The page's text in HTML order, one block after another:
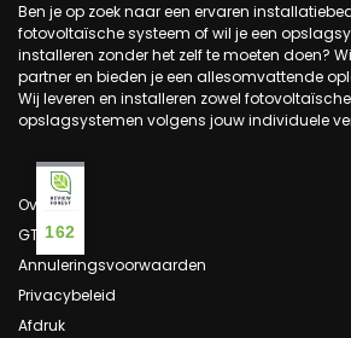
Ben je op zoek naar een ervaren
fotovoltaïsche systeem of wil je een
installeren zonder het zelf te moeten doen?
partner en bieden je een allesomvattende
Wij leveren en installeren zowel
opslagsystemen volgens jouw individuele
Over ons
GTC
Annuleringsvoorwaarden
Privacybeleid
Afdruk
162